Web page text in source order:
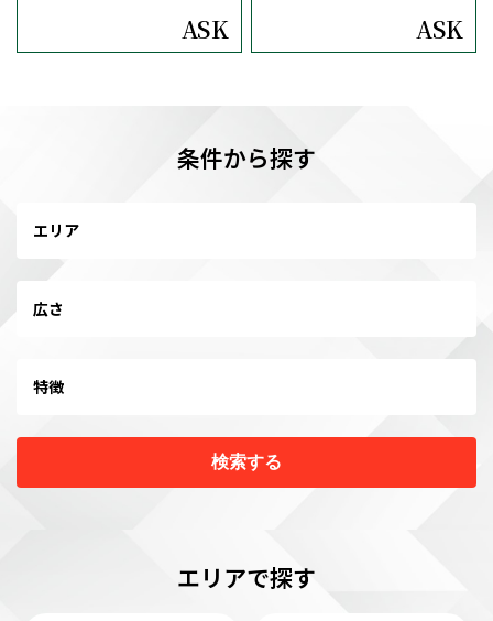
ASK ASK
条件から探す
エリア
広さ
特徴
検索する
エリアで探す